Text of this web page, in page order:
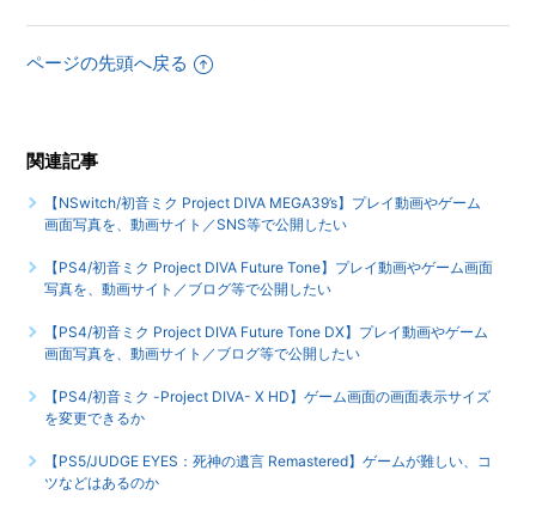
版）とパッケージ版に違いはあるのか
もっと見る
ページの先頭へ戻る
関連記事
【NSwitch/初音ミク Project DIVA MEGA39’s】プレイ動画やゲーム
画面写真を、動画サイト／SNS等で公開したい
【PS4/初音ミク Project DIVA Future Tone】プレイ動画やゲーム画面
写真を、動画サイト／ブログ等で公開したい
【PS4/初音ミク Project DIVA Future Tone DX】プレイ動画やゲーム
画面写真を、動画サイト／ブログ等で公開したい
【PS4/初音ミク -Project DIVA- X HD】ゲーム画面の画面表示サイズ
を変更できるか
【PS5/JUDGE EYES：死神の遺言 Remastered】ゲームが難しい、コ
ツなどはあるのか